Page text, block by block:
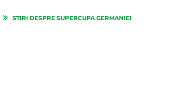
STIRI DESPRE SUPERCUPA GERMANIEI